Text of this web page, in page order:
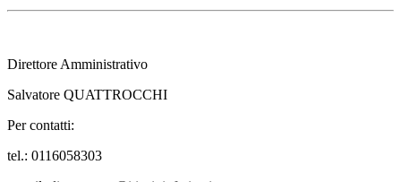
Direttore Amministrativo
Salvatore QUATTROCCHI
Per contatti:
tel.: 0116058303